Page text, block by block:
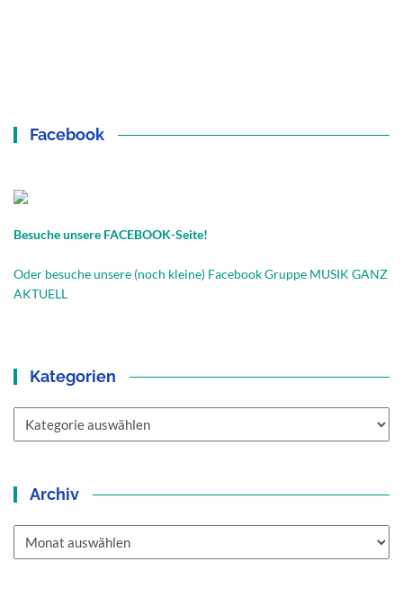
Facebook
Besuche unsere FACEBOOK-Seite!
Oder besuche unsere (noch kleine) Facebook Gruppe MUSIK GANZ
AKTUELL
Kategorien
Archiv